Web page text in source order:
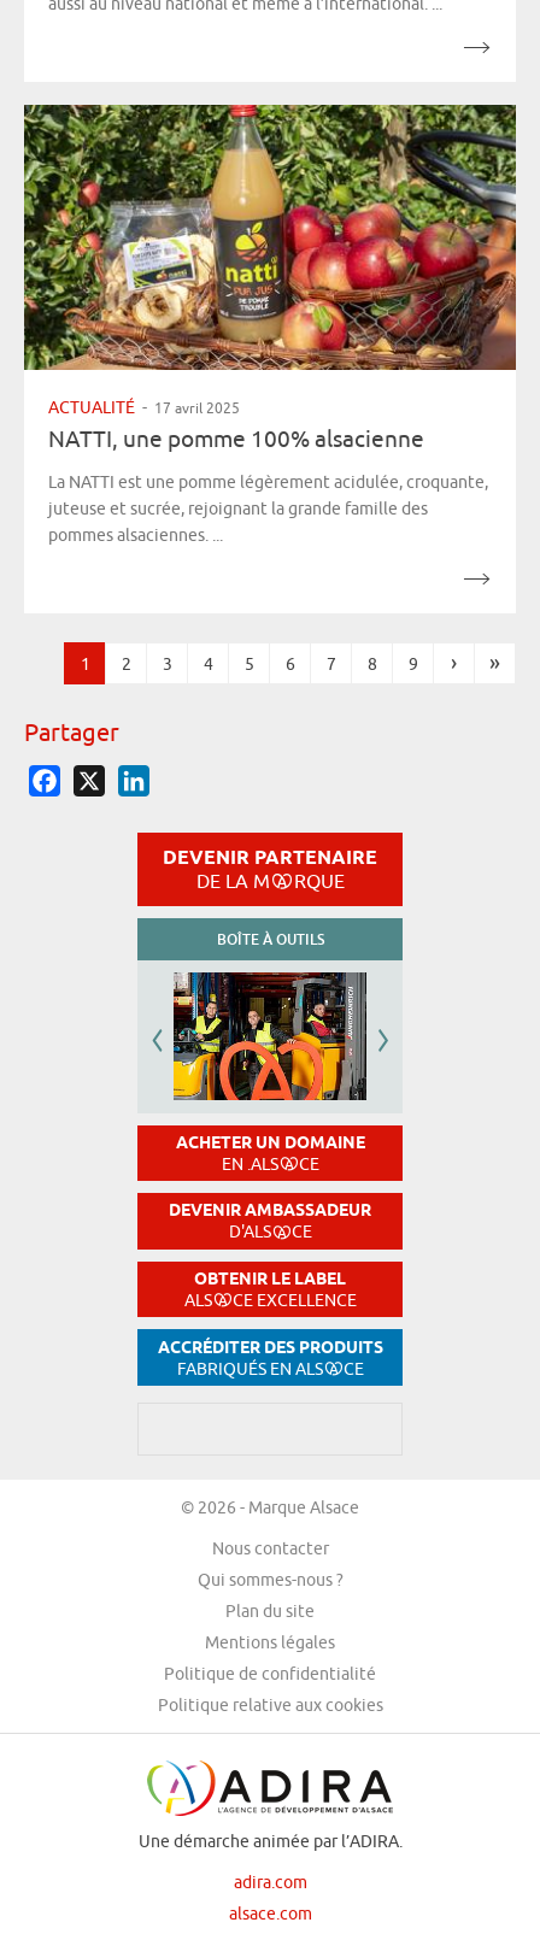
ACTUALITÉ - 17 avril 2025
NATTI, une pomme 100% alsacienne
La NATTI est une pomme légèrement acidulée, croquante,
juteuse et sucrée, rejoignant la grande famille des
pommes alsaciennes. ...
Pages
1 2 3 4 5 6 7 8 9 › »
Partager
Facebook
DEVENIR PARTENAIRE
DE LA M RQUE
BOÎTE À OUTILS
ACHETER UN DOMAINE
EN .ALS CE
DEVENIR AMBASSADEUR
D'ALS CE
OBTENIR LE LABEL
ALS CE EXCELLENCE
ACCRÉDITER DES PRODUITS
FABRIQUÉS EN ALS CE
© 2026 - Marque Alsace
Nous contacter
Qui sommes-nous ?
Plan du site
Mentions légales
Politique de confidentialité
Politique relative aux cookies
Une démarche animée par l’ADIRA.
adira.com
alsace.com